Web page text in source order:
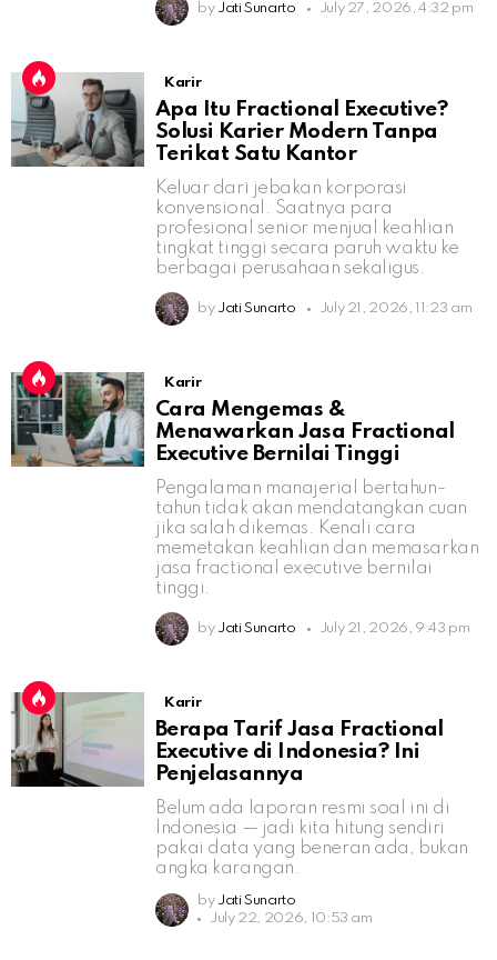
by Jati Sunarto July 27, 2026, 4:32 pm
Karir
Apa Itu Fractional Executive?
Solusi Karier Modern Tanpa
Terikat Satu Kantor
Keluar dari jebakan korporasi
konvensional. Saatnya para
profesional senior menjual keahlian
tingkat tinggi secara paruh waktu ke
berbagai perusahaan sekaligus.
by Jati Sunarto July 21, 2026, 11:23 am
Karir
Cara Mengemas &
Menawarkan Jasa Fractional
Executive Bernilai Tinggi
Pengalaman manajerial bertahun-
tahun tidak akan mendatangkan cuan
jika salah dikemas. Kenali cara
memetakan keahlian dan memasarkan
jasa fractional executive bernilai
tinggi.
by Jati Sunarto July 21, 2026, 9:43 pm
Karir
Berapa Tarif Jasa Fractional
Executive di Indonesia? Ini
Penjelasannya
Belum ada laporan resmi soal ini di
Indonesia — jadi kita hitung sendiri
pakai data yang beneran ada, bukan
angka karangan.
by Jati Sunarto
July 22, 2026, 10:53 am